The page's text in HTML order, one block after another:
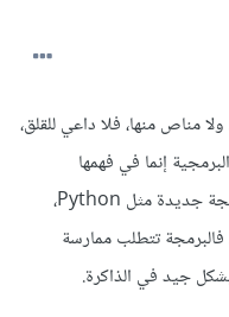
مناص منها، فلا داعي للقلق،
إنما في فهمها
والمداومة على العمل، وعندما تتعلم لغة برمجة جديدة مثل Python،
تتطلب ممارسة
جيد في الذاكرة.